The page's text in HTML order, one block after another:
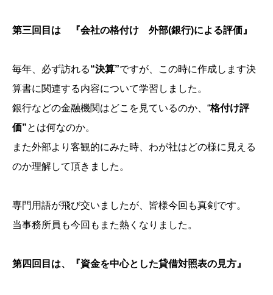
第三回目は 『会社の格付け 外部(銀行)による評価』
毎年、必ず訪れる“決算”ですが、この時に作成します決
算書に関連する内容について学習しました。
銀行などの金融機関はどこを見ているのか、“格付け評
価”とは何なのか。
また外部より客観的にみた時、わが社はどの様に見える
のか理解して頂きました。
専門用語が飛び交いましたが、皆様今回も真剣です。
当事務所員も今回もまた熱くなりました。
第四回目は、『資金を中心とした貸借対照表の見方』